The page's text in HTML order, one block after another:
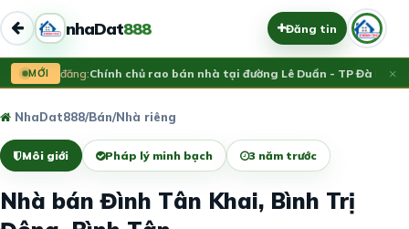
nhaDat888 Đăng tin
MỚI
Vừa đăng:Chính chủ rao bán nhà tại đường Lê Duẩn - TP Đà Nẵng;
×
NhaDat888/Bán/Nhà riêng
Môi giới Pháp lý minh bạch 3 năm trước
Nhà bán Đình Tân Khai, Bình Trị